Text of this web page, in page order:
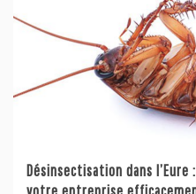
Désinsectisation dans